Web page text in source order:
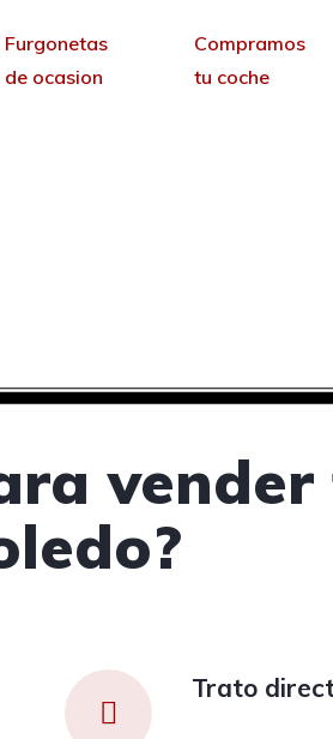
Furgonetas
de ocasion
Compramos
tu coche
vender
Trato